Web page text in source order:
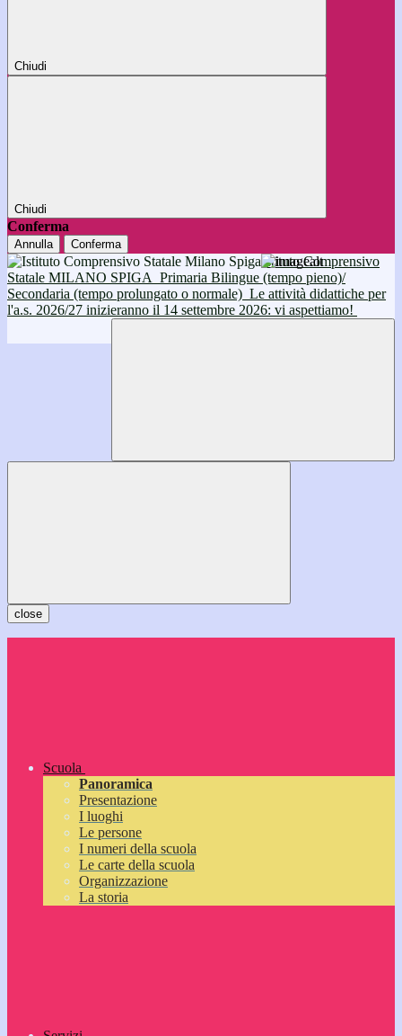
Chiudi
Chiudi
Conferma
Annulla Conferma
Istituto Comprensivo
Statale MILANO SPIGA Primaria Bilingue (tempo pieno)/
Secondaria (tempo prolungato o normale) Le attività didattiche per
l'a.s. 2026/27 inizieranno il 14 settembre 2026: vi aspettiamo!
close
Scuola
Panoramica
Presentazione
I luoghi
Le persone
I numeri della scuola
Le carte della scuola
Organizzazione
La storia